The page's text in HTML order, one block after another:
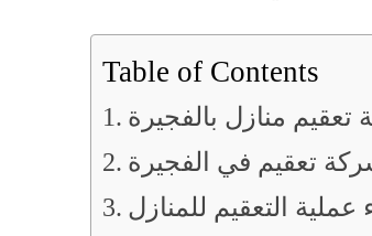
Table of Contents
تعقيم منازل بالفجيرة
تعقيم في الفجيرة
التعقيم للمنازل